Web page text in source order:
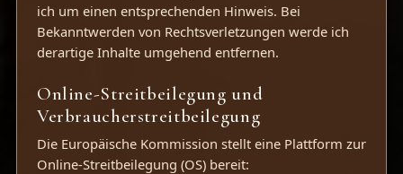
ich um einen entsprechenden Hinweis. Bei
Bekanntwerden von Rechtsverletzungen werde ich
derartige Inhalte umgehend entfernen.
Online-Streitbeilegung und
Verbraucherstreitbeilegung
Die Europäische Kommission stellt eine Plattform zur
Online-Streitbeilegung (OS) bereit: